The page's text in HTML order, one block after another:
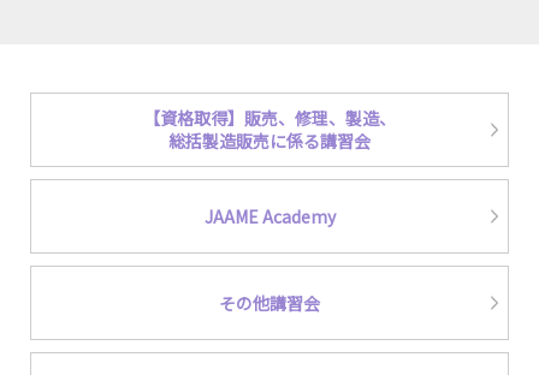
令和8年度 医療ガス安全管理者講習会(3日コース)受講申込受付開始
2026.02.06
2025.07.25
💡行政等への提出方法は？
【資格取得】販売、修理、製造、
総括製造販売に係る講習会
JAAME Academy
その他講習会